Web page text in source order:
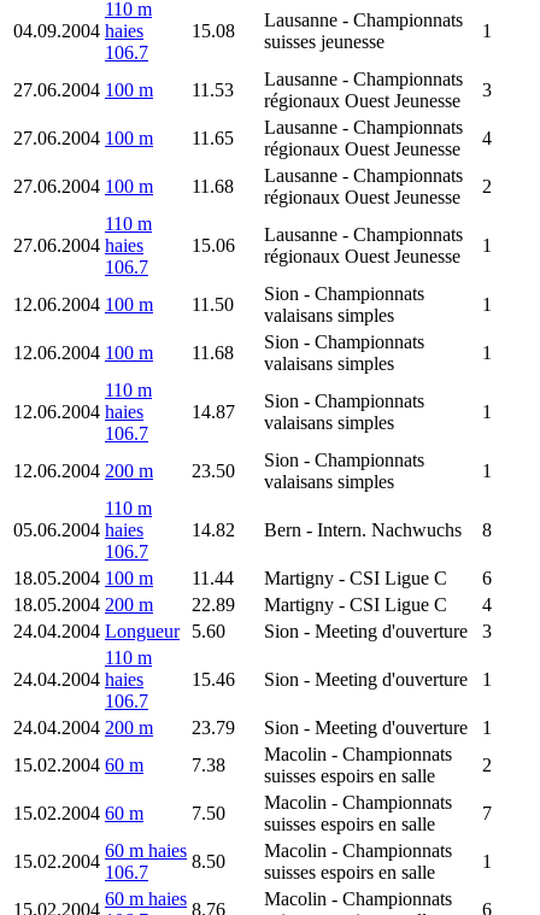
04.09.2004
110 m
haies
106.7
15.08
Lausanne - Championnats
suisses jeunesse
1
27.06.2004 100 m 11.53
Lausanne - Championnats
régionaux Ouest Jeunesse
3
27.06.2004 100 m 11.65
Lausanne - Championnats
régionaux Ouest Jeunesse
4
27.06.2004 100 m 11.68
Lausanne - Championnats
régionaux Ouest Jeunesse
2
27.06.2004
110 m
haies
106.7
15.06
Lausanne - Championnats
régionaux Ouest Jeunesse
1
12.06.2004 100 m 11.50
Sion - Championnats
valaisans simples
1
12.06.2004 100 m 11.68
Sion - Championnats
valaisans simples
1
12.06.2004
110 m
haies
106.7
14.87
Sion - Championnats
valaisans simples
1
12.06.2004 200 m 23.50
Sion - Championnats
valaisans simples
1
05.06.2004
110 m
haies
106.7
14.82 Bern - Intern. Nachwuchs 8
18.05.2004 100 m 11.44 Martigny - CSI Ligue C
6
18.05.2004 200 m 22.89 Martigny - CSI Ligue C
4
24.04.2004 Longueur 5.60 Sion - Meeting d'ouverture 3
24.04.2004
110 m
haies
106.7
15.46 Sion - Meeting d'ouverture 1
24.04.2004 200 m 23.79 Sion - Meeting d'ouverture
1
15.02.2004 60 m 7.38
Macolin - Championnats
suisses espoirs en salle
2
15.02.2004 60 m 7.50
Macolin - Championnats
suisses espoirs en salle
7
15.02.2004
60 m haies
106.7
8.50
Macolin - Championnats
suisses espoirs en salle
1
15.02.2004
60 m haies
8.76
Macolin - Championnats
6